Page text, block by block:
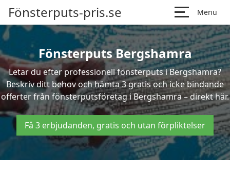
Fönsterputs-pris.se Menu
Fönsterputs Bergshamra
Letar du efter professionell fönsterputs i Bergshamra?
Beskriv ditt behov och hämta 3 gratis och icke bindande
offerter från fönsterputsföretag i Bergshamra – direkt här.
Få 3 erbjudanden, gratis och utan förpliktelser